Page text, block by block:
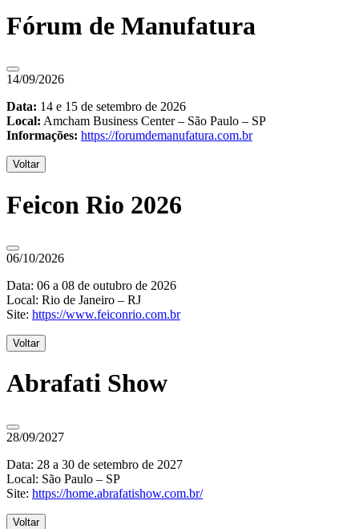
Fórum de Manufatura
14/09/2026
Data: 14 e 15 de setembro de 2026
Local: Amcham Business Center – São Paulo – SP
Informações: https://forumdemanufatura.com.br
Voltar
Feicon Rio 2026
06/10/2026
Data: 06 a 08 de outubro de 2026
Local: Rio de Janeiro – RJ
Site: https://www.feiconrio.com.br
Voltar
Abrafati Show
28/09/2027
Data: 28 a 30 de setembro de 2027
Local: São Paulo – SP
Site: https://home.abrafatishow.com.br/
Voltar